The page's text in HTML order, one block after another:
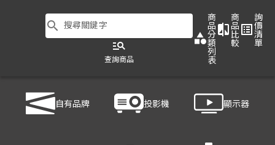
search 搜尋關鍵字
manage_search
查詢商品
category
商
品
分
類
列
表
compare
商
品
比
較
list_alt
詢
價
清
單
自有品牌 投影機 顯示器
產品細節